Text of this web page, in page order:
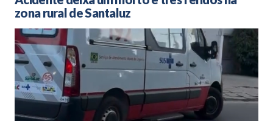
zona rural de Santaluz